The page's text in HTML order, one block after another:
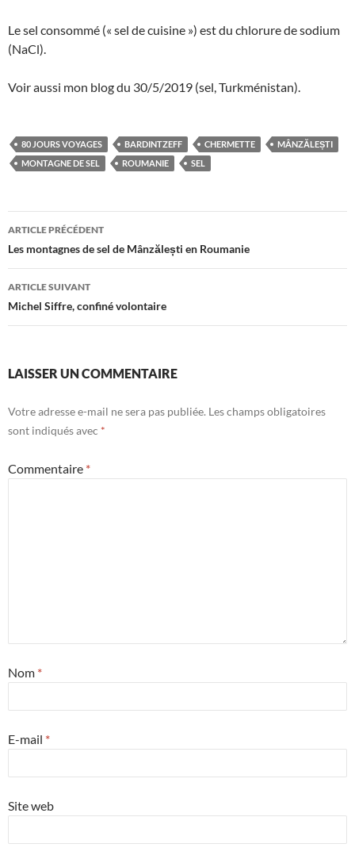
Le sel consommé (« sel de cuisine ») est du chlorure de sodium
(NaCl).
Voir aussi mon blog du 30/5/2019 (sel, Turkménistan).
80 JOURS VOYAGES BARDINTZEFF CHERMETTE
MÂNZĂLEȘTI
MONTAGNE DE SEL
ROUMANIE SEL
Navigation
des
articles
ARTICLE PRÉCÉDENT
Les montagnes de sel de Mânzălești en Roumanie
ARTICLE SUIVANT
Michel Siffre, confiné volontaire
LAISSER UN COMMENTAIRE
Votre adresse e-mail ne sera pas publiée. Les champs obligatoires
sont indiqués avec *
Commentaire *
Nom *
E-mail *
Site web